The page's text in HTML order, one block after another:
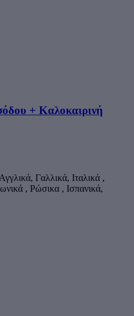
+ Καλοκαιρινή
Γαλλικά, Ιταλικά ,
, Ρώσικα , Ισπανικά,